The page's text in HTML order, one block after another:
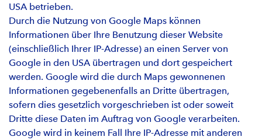
USA betrieben.
Durch die Nutzung von Google Maps können
Informationen über Ihre Benutzung dieser Website
(einschließlich Ihrer IP-Adresse) an einen Server von
Google in den USA übertragen und dort gespeichert
werden. Google wird die durch Maps gewonnenen
Informationen gegebenenfalls an Dritte übertragen,
sofern dies gesetzlich vorgeschrieben ist oder soweit
Dritte diese Daten im Auftrag von Google verarbeiten.
Google wird in keinem Fall Ihre IP-Adresse mit anderen